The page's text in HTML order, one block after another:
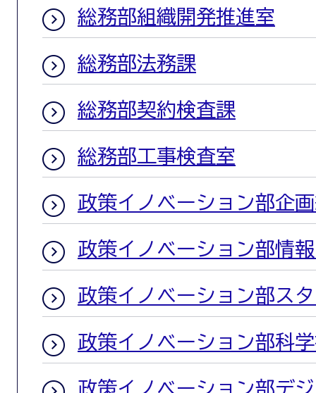
総務部組織開発推進室
総務部法務課
総務部契約検査課
総務部工事検査室
政策イノベーション部企
政策イノベーション部情
政策イノベーション部ス
政策イノベーション部科
政策イノベーション部デ